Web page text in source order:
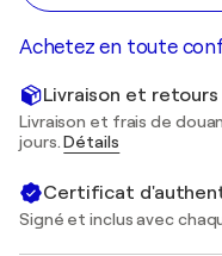
Achetez en toute
Livraison et
Livraison et frais de
jours.Détails
Certificat
Signé et inclus avec